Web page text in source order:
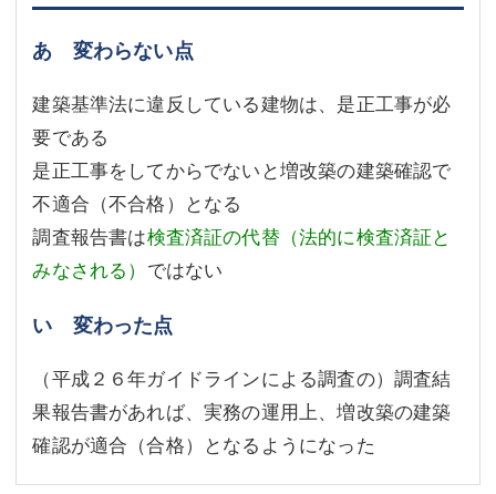
あ 変わらない点
建築基準法に違反している建物は、是正工事が必
要である
是正工事をしてからでないと増改築の建築確認で
不適合（不合格）となる
調査報告書は検査済証の代替（法的に検査済証と
みなされる） ではない
い 変わった点
（平成２６年ガイドラインによる調査の）調査結
果報告書があれば、実務の運用上、増改築の建築
確認が適合（合格）となるようになった